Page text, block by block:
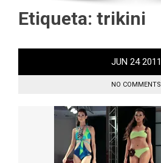
Etiqueta: trikini
JUN 24 2011
NO COMMENTS